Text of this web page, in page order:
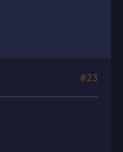
#23